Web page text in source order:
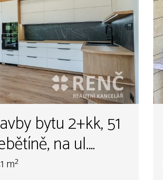
bytu 2+kk, 51
na ul.
pronájmu až 2
m²